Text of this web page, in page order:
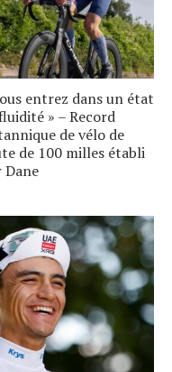
entrez dans un état
» – Record
de vélo de
de 100 milles établi
Dane